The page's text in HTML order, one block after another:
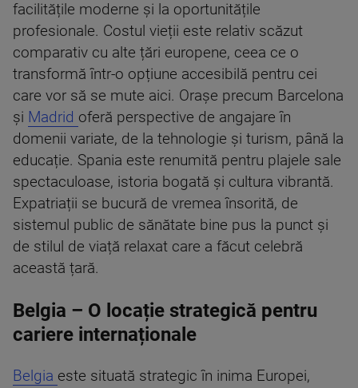
facilitățile moderne și la oportunitățile
profesionale. Costul vieții este relativ scăzut
comparativ cu alte țări europene, ceea ce o
transformă într-o opțiune accesibilă pentru cei
care vor să se mute aici. Orașe precum Barcelona
și Madrid oferă perspective de angajare în
domenii variate, de la tehnologie și turism, până la
educație. Spania este renumită pentru plajele sale
spectaculoase, istoria bogată și cultura vibrantă.
Expatriații se bucură de vremea însorită, de
sistemul public de sănătate bine pus la punct și
de stilul de viață relaxat care a făcut celebră
această țară.
Belgia – O locație strategică pentru
cariere internaționale
Belgia este situată strategic în inima Europei,